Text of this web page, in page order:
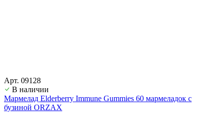
Арт. 09128
В наличии
Мармелад Elderberry Immune Gummies 60 мармеладок с
бузиной ORZAX